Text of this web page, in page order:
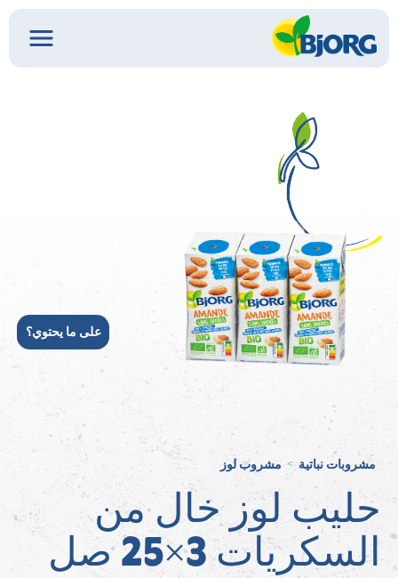
على ما يحتوي؟
مشروبات نباتية > مشروب لوز
حليب لوز خال من
السكريات 3×25 صل